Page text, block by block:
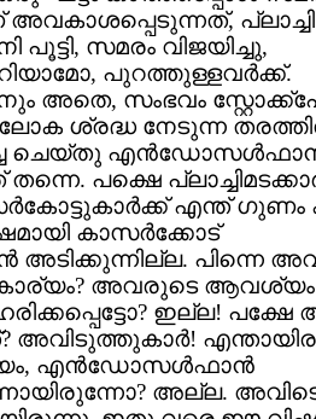
സമരം വിജയിച്ചു,
പുറത്തുള്ളവര്‍ക്ക്.
സംഭവം
ശ്രദ്ധ നേടുന്ന
ചെയ്തു
പക്ഷെ
എന്ത് ഗുണം
കാസര്‍ക്കോട്‌
പിന്നെ
കാര്യം? അവരുടെ ആവശ്യം
ഇല്ല! പക്ഷേ
അവിടുത്തുകാര്‍!
എന്‍ഡോസള്‍ഫാന്‍
അല്ല.